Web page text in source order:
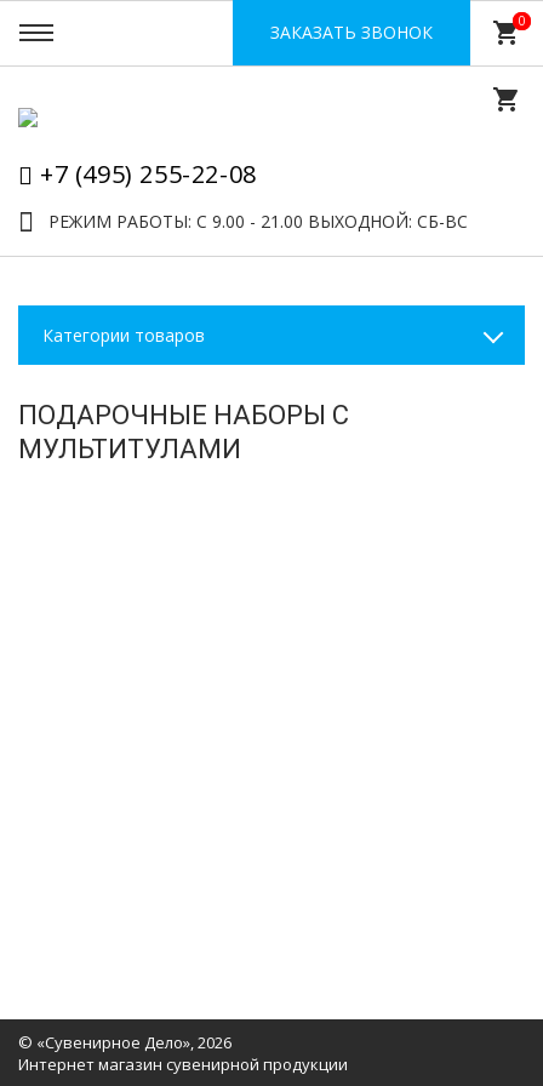
+7 (495) 255-22-08
РЕЖИМ РАБОТЫ: С 9.00 - 21.00 ВЫХОДНОЙ: СБ-ВС
ЗАКАЗАТЬ ЗВОНОК shopping_cart0
shopping_cart
0
Категории товаров
ПОДАРОЧНЫЕ НАБОРЫ С
МУЛЬТИТУЛАМИ
© «Сувенирное Дело», 2026
Интернет магазин сувенирной продукции